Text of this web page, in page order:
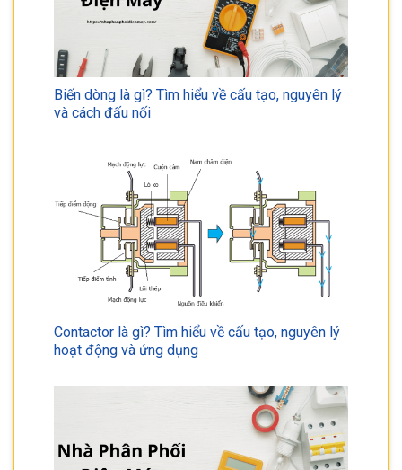
Biến dòng là gì? Tìm hiểu về cấu tạo, nguyên lý
và cách đấu nối
Contactor là gì? Tìm hiểu về cấu tạo, nguyên lý
hoạt động và ứng dụng